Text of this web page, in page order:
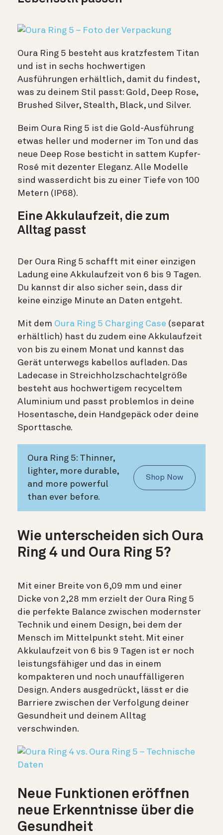
Oura Ring 5 besteht aus kratzfestem Titan
und ist in sechs hochwertigen
Ausführungen erhältlich, damit du findest,
was zu deinem Stil passt: Gold, Deep Rose,
Brushed Silver, Stealth, Black, und Silver.
Beim Oura Ring 5 ist die Gold-Ausführung
etwas heller und moderner im Ton und das
neue Deep Rose besticht in sattem Kupfer-
Rosé mit dezenter Eleganz. Alle Modelle
sind wasserdicht bis zu einer Tiefe von 100
Metern (IP68).
Eine Akkulaufzeit, die zum
Alltag passt
Der Oura Ring 5 schafft mit einer einzigen
Ladung eine Akkulaufzeit von 6 bis 9 Tagen.
Du kannst dir also sicher sein, dass dir
keine einzige Minute an Daten entgeht.
Mit dem Oura Ring 5 Charging Case (separat
erhältlich) hast du zudem eine Akkulaufzeit
von bis zu einem Monat und kannst das
Gerät unterwegs kabellos aufladen. Das
Ladecase in Streichholzschachtelgröße
besteht aus hochwertigem recyceltem
Aluminium und passt problemlos in deine
Hosentasche, dein Handgepäck oder deine
Sporttasche.
Oura Ring 5: Thinner,
lighter, more durable,
and more powerful
than ever before.
Shop Now
Wie unterscheiden sich Oura
Ring 4 und Oura Ring 5?
Mit einer Breite von 6,09 mm und einer
Dicke von 2,28 mm erzielt der Oura Ring 5
die perfekte Balance zwischen modernster
Technik und einem Design, bei dem der
Mensch im Mittelpunkt steht. Mit einer
Akkulaufzeit von 6 bis 9 Tagen ist er noch
leistungsfähiger und das in einem
kompakteren und noch unauffälligeren
Design. Anders ausgedrückt, lässt er die
Barriere zwischen der Verfolgung deiner
Gesundheit und deinem Alltag
verschwinden.
Neue Funktionen eröffnen
neue Erkenntnisse über die
Gesundheit